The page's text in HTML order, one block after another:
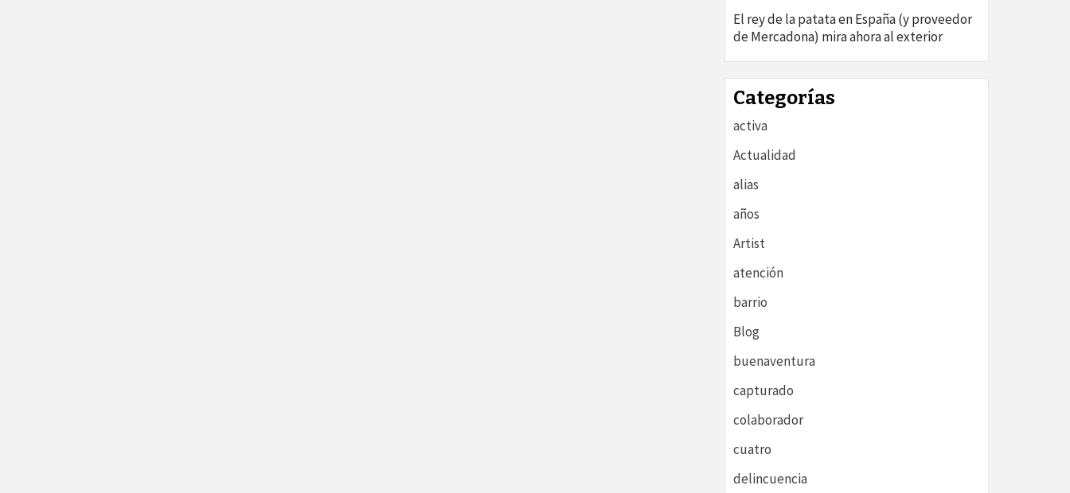
El rey de la patata en España (y proveedor
de Mercadona) mira ahora al exterior
Categorías
activa
Actualidad
alias
años
Artist
atención
barrio
Blog
buenaventura
capturado
colaborador
cuatro
delincuencia